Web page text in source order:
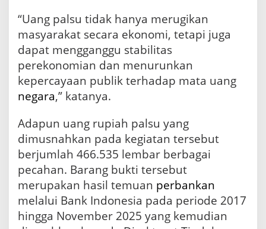
a
n
R
u
a
h
“Uang palsu tidak hanya merugikan
masyarakat secara ekonomi, tetapi juga
dapat mengganggu stabilitas
perekonomian dan menurunkan
kepercayaan publik terhadap mata uang
negara,” katanya.
Adapun uang rupiah palsu yang
dimusnahkan pada kegiatan tersebut
berjumlah 466.535 lembar berbagai
pecahan. Barang bukti tersebut
merupakan hasil temuan perbankan
melalui Bank Indonesia pada periode 2017
hingga November 2025 yang kemudian